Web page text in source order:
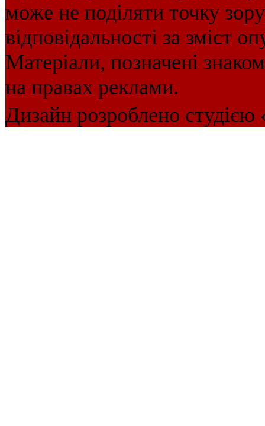
може не поділяти точку
відповідальності за зміст
Матеріали, позначені
на правах реклами.
Дизайн розроблено студією